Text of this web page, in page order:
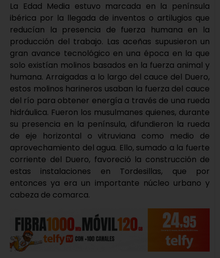
La Edad Media estuvo marcada en la península
ibérica por la llegada de inventos o artilugios que
reducían la presencia de fuerza humana en la
producción del trabajo. Las aceñas supusieron un
gran avance tecnológico en una época en la que
solo existían molinos basados en la fuerza animal y
humana. Arraigadas a lo largo del cauce del Duero,
estos molinos harineros usaban la fuerza del cauce
del río para obtener energía a través de una rueda
hidráulica. Fueron los musulmanes quienes, durante
su presencia en la península, difundieron la rueda
de eje horizontal o vitruviana como medio de
aprovechamiento del agua. Ello, sumado a la fuerte
corriente del Duero, favoreció la construcción de
estas instalaciones en Tordesillas, que por
entonces ya era un importante núcleo urbano y
cabeza de comarca.